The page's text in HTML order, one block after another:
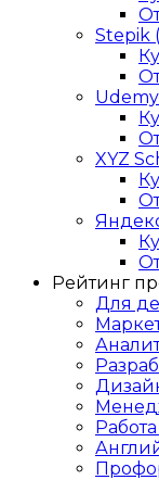
Stepik
XYZ
Рейтинг
Для